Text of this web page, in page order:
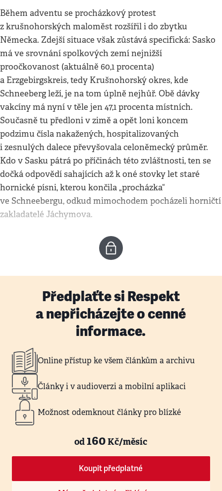
Během adventu se procházkový protest
z krušnohorských maloměst rozšířil i do zbytku
Německa. Zdejší situace však zůstává specifická: Sasko
má ve srovnání spolkových zemí nejnižší
proočkovanost (aktuálně 60,1 procenta)
a Erzgebirgskreis, tedy Krušnohorský okres, kde
Schneeberg leží, je na tom úplně nejhůř. Obě dávky
vakcíny má nyní v těle jen 47,1 procenta místních.
Současně tu předloni v zimě a opět loni koncem
podzimu čísla nakažených, hospitalizovaných
i zesnulých dalece převyšovala celoněmecký průměr.
Kdo v Sasku pátrá po příčinách této zvláštnosti, ten se
dočká odpovědí sahajících až k oné stovky let staré
hornické písni, kterou končila „procházka“
ve Schneebergu, odkud mimochodem pocházeli horničtí
zakladatelé Jáchymova.
Předplaťte si Respekt
a nepřicházejte o cenné
informace.
Online přístup ke všem článkům a archivu
Články i v audioverzi a mobilní aplikaci
Možnost odemknout články pro blízké
od160Kč/měsíc
Koupit předplatné